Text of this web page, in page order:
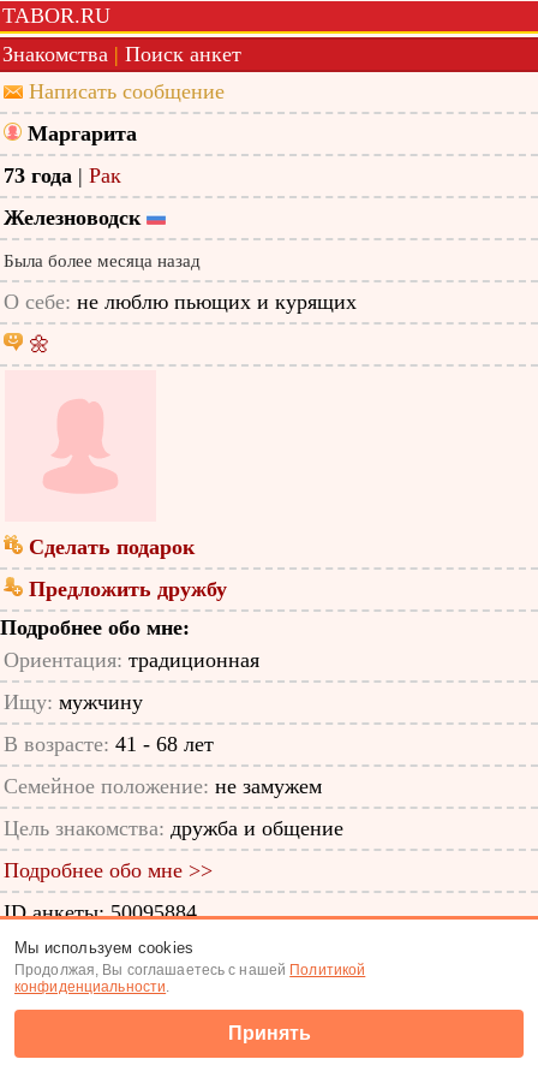
TABOR.RU
Знакомства | Поиск анкет
Написать сообщение
Маргарита
73 года | Рак
Железноводск
Была более месяца назад
О себе: не люблю пьющих и курящих
🌼
Сделать подарок
Предложить дружбу
Подробнее обо мне:
Ориентация: традиционная
Ищу: мужчину
В возрасте: 41 - 68 лет
Семейное положение: не замужем
Цель знакомства: дружба и общение
Подробнее обо мне >>
ID анкеты: 50095884
Знакомства|Поиск анкет
(c) Tabor.ru 2026
Мы используем cookies
Продолжая, Вы соглашаетесь с нашей Политикой
конфиденциальности.
Принять